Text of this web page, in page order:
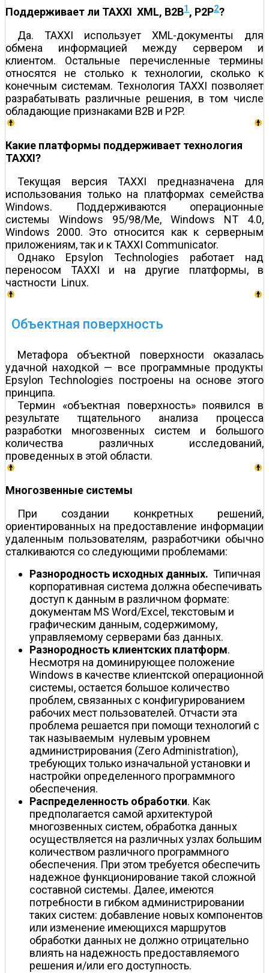
Поддерживает ли TAXXI XML, B2B1 , P2P2?
Да. TAXXI использует XML-документы для
обмена информацией между сервером и
клиентом. Остальные перечисленные термины
относятся не столько к технологии, сколько к
конечным системам. Технология TAXXI позволяет
разрабатывать различные решения, в том числе
обладающие признаками B2B и P2P.
Какие платформы поддерживает технология
TAXXI?
Текущая версия TAXXI предназначена для
использования только на платформах семейства
Windows. Поддерживаются операционные
системы Windows 95/98/Mе, Windows NT 4.0,
Windows 2000. Это относится как к серверным
приложениям, так и к TAXXI Communicator.
Однако Epsylon Technologies работает над
переносом TAXXI и на другие платформы, в
частности Linux.
Объектная поверхность
Метафора объектной поверхности оказалась
удачной находкой — все программные продукты
Epsylon Technologies построены на основе этого
принципа.
Термин «объектная поверхность» появился в
результате тщательного анализа процесса
разработки многозвенных систем и большого
количества различных исследований,
проведенных в этой области.
Многозвенные системы
При создании конкретных решений,
ориентированных на предоставление информации
удаленным пользователям, разработчики обычно
сталкиваются со следующими проблемами:
Разнородность исходных данных. Типичная
корпоративная система должна обеспечивать
доступ к данным в различном формате:
документам MS Word/Excel, текстовым и
графическим данным, содержимому,
управляемому серверами баз данных.
Разнородность клиентских платформ.
Несмотря на доминирующее положение
Windows в качестве клиентской операционной
системы, остается большое количество
проблем, связанных с конфигурированием
рабочих мест пользователей. Отчасти эта
проблема решается при помощи технологий с
так называемым нулевым уровнем
администрирования (Zero Administration),
требующих только изначальной установки и
настройки определенного программного
обеспечения.
Распределенность обработки. Как
предполагается самой архитектурой
многозвенных систем, обработка данных
осуществляется на различных узлах большим
количеством различного программного
обеспечения. При этом требуется обеспечить
надежное функционирование такой сложной
составной системы. Далее, имеются
потребности в гибком администрировании
таких систем: добавление новых компонентов
или изменение имеющихся маршрутов
обработки данных не должно отрицательно
влиять на надежность предоставляемого
решения и/или его доступность.